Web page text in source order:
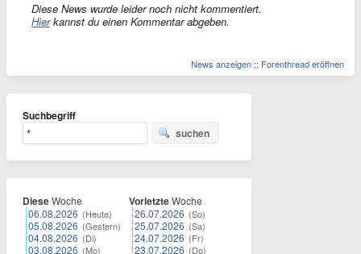
Diese News wurde leider noch nicht kommentiert.
Hierkannst du einen Kommentar abgeben.
News anzeigen :: Forenthread eröffnen
Suchbegriff
suchen
DieseWoche
06.08.2026 (Heute)
05.08.2026 (Gestern)
04.08.2026 (Di)
03.08.2026 (Mo)
VorletzteWoche
26.07.2026 (So)
25.07.2026 (Sa)
24.07.2026 (Fr)
23.07.2026 (Do)